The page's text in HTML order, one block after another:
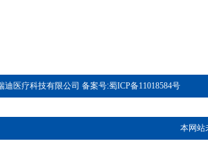
医疗科技有限公司 备案号:蜀ICP备11018584号
本网站